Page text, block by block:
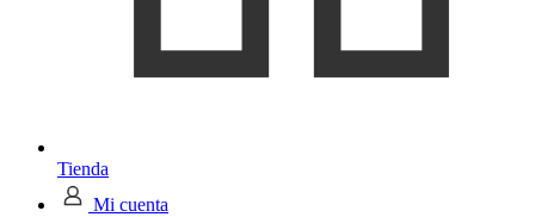
Tienda
Mi cuenta